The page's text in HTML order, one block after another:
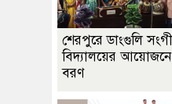
শেরপুরে ডাংগুলি
বিদ্যালয়ের আয়োজনে
বরণ